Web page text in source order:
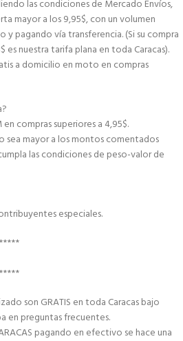
las condiciones de Mercado Envíos,
mayor a los 9,95$, con un volumen
pagando vía transferencia. (Si su compra
es nuestra tarifa plana en toda Caracas).
a domicilio en moto en compras
compras superiores a 4,95$.
sea mayor a los montos comentados
las condiciones de peso-valor de
especiales.
son GRATIS en toda Caracas bajo
en preguntas frecuentes.
pagando en efectivo se hace una